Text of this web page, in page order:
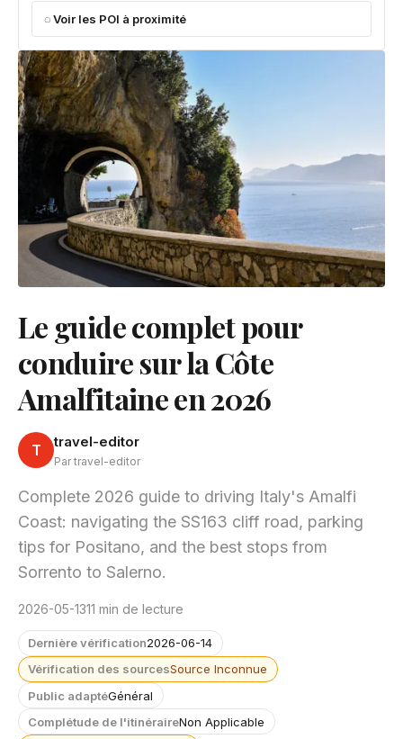
Voir les POI à proximité
Le guide complet pour
conduire sur la Côte
Amalfitaine en 2026
T travel-editor
Par travel-editor
Complete 2026 guide to driving Italy's Amalfi
Coast: navigating the SS163 cliff road, parking
tips for Positano, and the best stops from
Sorrento to Salerno.
2026-05-1311 min de lecture
Dernière vérification2026-06-14
Vérification des sourcesSource Inconnue
Public adaptéGénéral
Complétude de l'itinéraireNon Applicable